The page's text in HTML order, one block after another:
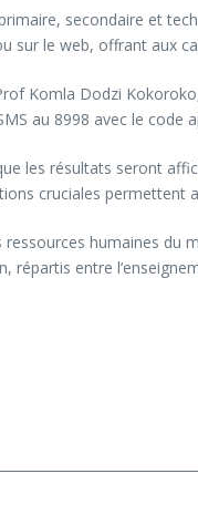
secondaire et
sur le web, offrant aux
Komla Dodzi
au 8998 avec le
les résultats seront
cruciales permettent
humaines du
répartis entre